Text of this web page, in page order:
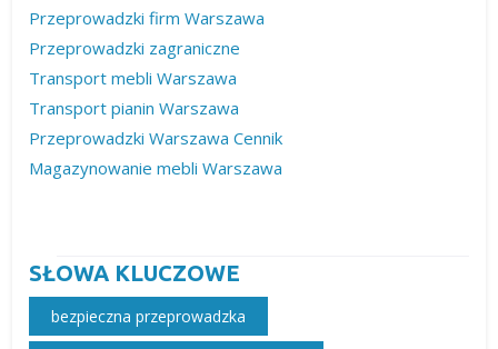
Przeprowadzki firm Warszawa
Przeprowadzki zagraniczne
Transport mebli Warszawa
Transport pianin Warszawa
Przeprowadzki Warszawa Cennik
Magazynowanie mebli Warszawa
SŁOWA KLUCZOWE
bezpieczna przeprowadzka